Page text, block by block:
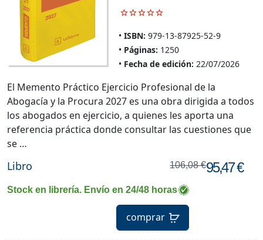
ISBN: 979-13-87925-52-9
Páginas: 1250
Fecha de edición: 22/07/2026
Libro 106,08 €95,47 €
Stock en librería. Envío en 24/48 horas
comprar
El Memento Práctico Ejercicio Profesional de la
Abogacía y la Procura 2027 es una obra dirigida a todos
los abogados en ejercicio, a quienes les aporta una
referencia práctica donde consultar las cuestiones que
se …